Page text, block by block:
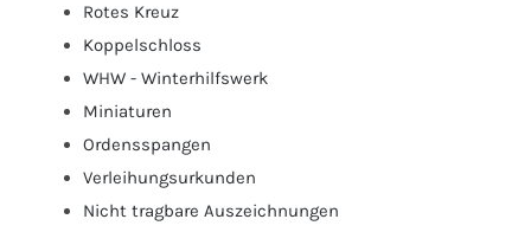
Rotes Kreuz
Koppelschloss
WHW - Winterhilfswerk
Miniaturen
Ordensspangen
Verleihungsurkunden
Nicht tragbare Auszeichnungen